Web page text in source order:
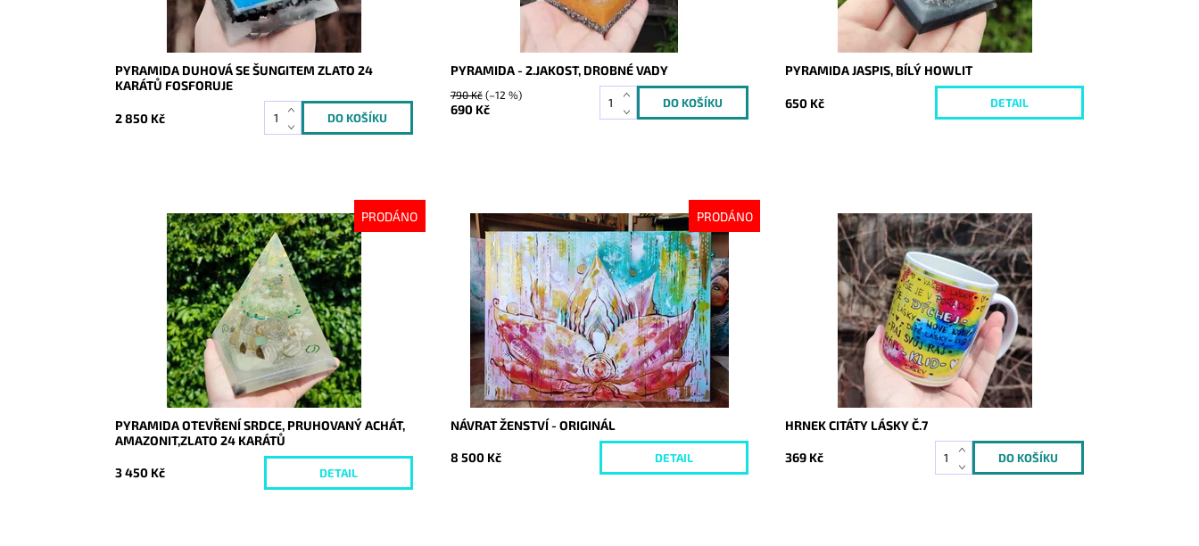
PYRAMIDA DUHOVÁ SE ŠUNGITEM ZLATO 24
KARÁTŮ FOSFORUJE
2 850 Kč
PYRAMIDA - 2.JAKOST, DROBNÉ VADY
790 Kč(–12 %)
690 Kč
PYRAMIDA JASPIS, BÍLÝ HOWLIT
650 Kč DETAIL
PRODÁNO
Dostupnost:
Vyprodáno
8715
PYRAMIDA OTEVŘENÍ SRDCE, PRUHOVANÝ ACHÁT,
AMAZONIT,ZLATO 24 KARÁTŮ
3 450 Kč DETAIL
PRODÁNO
Dostupnost:
Vyprodáno
9209
NÁVRAT ŽENSTVÍ - ORIGINÁL
8 500 Kč DETAIL
Dostupnost:
Skladem
8392
HRNEK CITÁTY LÁSKY Č.7
369 Kč